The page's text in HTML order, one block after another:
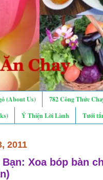
(About Us)
782 Công Thức
Ý Thiện Lời Lành Tưới
2011
Bạn: Xoa bóp bàn